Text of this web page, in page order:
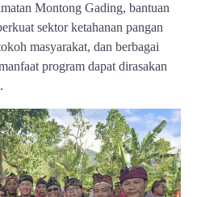
Montong Gading, bantuan
sektor ketahanan pangan
masyarakat, dan berbagai
program dapat dirasakan